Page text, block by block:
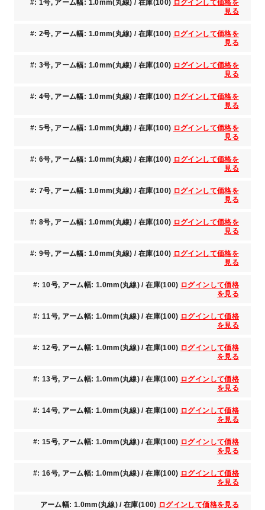
#: 1号, アーム幅: 1.0mm(丸線) / 在庫(100) ログインして価格を
見る
#: 2号, アーム幅: 1.0mm(丸線) / 在庫(100) ログインして価格を
見る
#: 3号, アーム幅: 1.0mm(丸線) / 在庫(100) ログインして価格を
見る
#: 4号, アーム幅: 1.0mm(丸線) / 在庫(100) ログインして価格を
見る
#: 5号, アーム幅: 1.0mm(丸線) / 在庫(100) ログインして価格を
見る
#: 6号, アーム幅: 1.0mm(丸線) / 在庫(100) ログインして価格を
見る
#: 7号, アーム幅: 1.0mm(丸線) / 在庫(100) ログインして価格を
見る
#: 8号, アーム幅: 1.0mm(丸線) / 在庫(100) ログインして価格を
見る
#: 9号, アーム幅: 1.0mm(丸線) / 在庫(100) ログインして価格を
見る
#: 10号, アーム幅: 1.0mm(丸線) / 在庫(100) ログインして価格
を見る
#: 11号, アーム幅: 1.0mm(丸線) / 在庫(100) ログインして価格
を見る
#: 12号, アーム幅: 1.0mm(丸線) / 在庫(100) ログインして価格
を見る
#: 13号, アーム幅: 1.0mm(丸線) / 在庫(100) ログインして価格
を見る
#: 14号, アーム幅: 1.0mm(丸線) / 在庫(100) ログインして価格
を見る
#: 15号, アーム幅: 1.0mm(丸線) / 在庫(100) ログインして価格
を見る
#: 16号, アーム幅: 1.0mm(丸線) / 在庫(100) ログインして価格
を見る
アーム幅: 1.0mm(丸線) / 在庫(100) ログインして価格を見る